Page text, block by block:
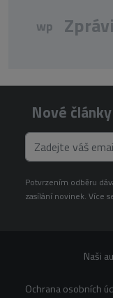
wp
Nové
Potvrzením odběru
zasílání novinek. Více
Naši
Ochrana osobních